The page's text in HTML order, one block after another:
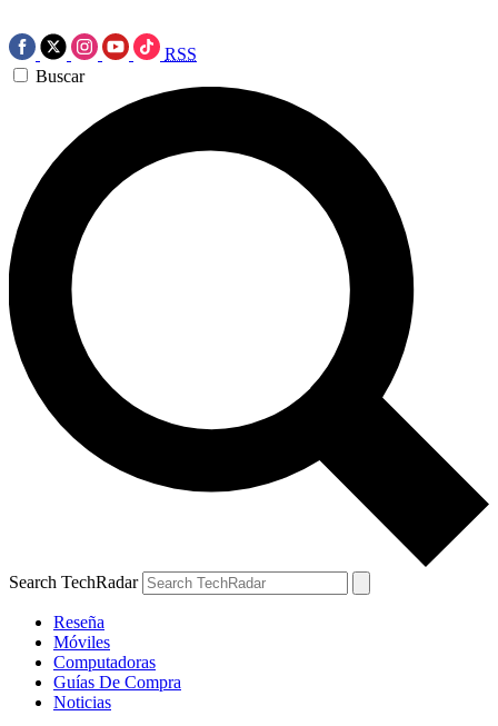
RSS
Buscar
Search TechRadar
Reseña
Móviles
Computadoras
Guías De Compra
Noticias